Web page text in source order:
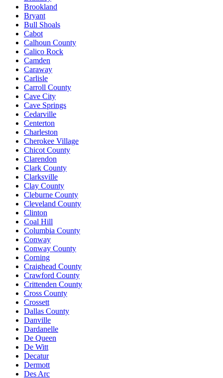
Brookland
Bryant
Bull Shoals
Cabot
Calhoun County
Calico Rock
Camden
Caraway
Carlisle
Carroll County
Cave City
Cave Springs
Cedarville
Centerton
Charleston
Cherokee Village
Chicot County
Clarendon
Clark County
Clarksville
Clay County
Cleburne County
Cleveland County
Clinton
Coal Hill
Columbia County
Conway
Conway County
Corning
Craighead County
Crawford County
Crittenden County
Cross County
Crossett
Dallas County
Danville
Dardanelle
De Queen
De Witt
Decatur
Dermott
Des Arc